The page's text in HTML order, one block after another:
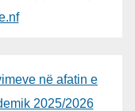
në afatin e
2025/2026